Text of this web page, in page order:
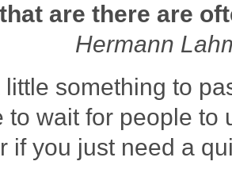
are there are
Hermann
little something to
to wait for people to
if you just need a